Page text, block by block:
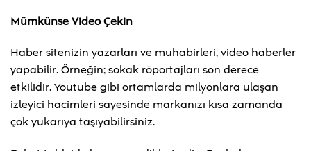
Mümkünse Video Çekin
Haber sitenizin yazarları ve muhabirleri, video haberler
yapabilir. Örneğin; sokak röportajları son derece
etkilidir. Youtube gibi ortamlarda milyonlara ulaşan
izleyici hacimleri sayesinde markanızı kısa zamanda
çok yukarıya taşıyabilirsiniz.